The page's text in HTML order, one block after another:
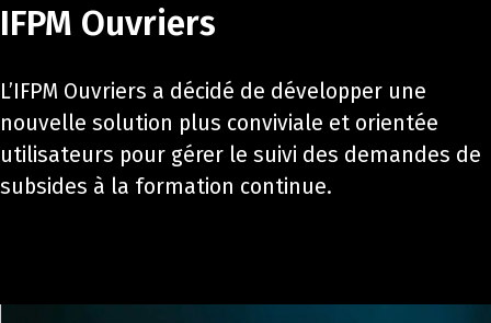
IFPM Ouvriers
L’IFPM Ouvriers a décidé de développer une
nouvelle solution plus conviviale et orientée
utilisateurs pour gérer le suivi des demandes de
subsides à la formation continue.